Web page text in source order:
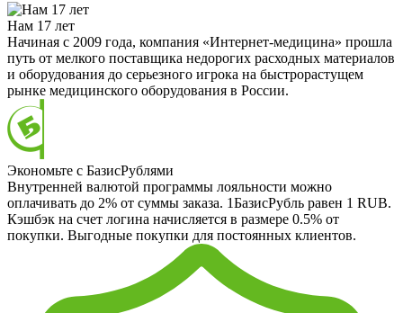
Нам 17 лет
Начиная с 2009 года, компания «Интернет-медицина» прошла
путь от мелкого поставщика недорогих расходных материалов
и оборудования до серьезного игрока на быстрорастущем
рынке медицинского оборудования в России.
Экономьте с БазисРублями
Внутренней валютой программы лояльности можно
оплачивать до 2% от суммы заказа. 1БазисРубль равен 1 RUB.
Кэшбэк на счет логина начисляется в размере 0.5% от
покупки. Выгодные покупки для постоянных клиентов.